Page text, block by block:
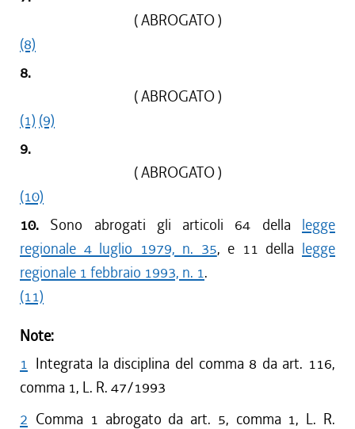
( ABROGATO )
(8)
8.
( ABROGATO )
(1) (9)
9.
( ABROGATO )
(10)
10. Sono abrogati gli articoli 64 della legge
regionale 4 luglio 1979, n. 35, e 11 della legge
regionale 1 febbraio 1993, n. 1.
(11)
Note:
1 Integrata la disciplina del comma 8 da art. 116,
comma 1, L. R. 47/1993
2 Comma 1 abrogato da art. 5, comma 1, L. R.